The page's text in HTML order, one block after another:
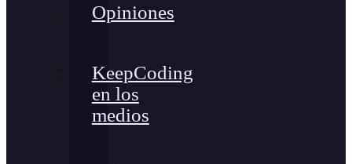
Opiniones
KeepCoding
en los
medios